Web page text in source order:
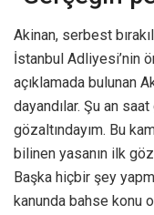
Akinan, serbest
İstanbul Adliyesi’nin
açıklamada bulunan
dayandılar. Şu an
gözaltındayım. Bu
bilinen yasanın ilk
Başka hiçbir şey
kanunda bahse konu